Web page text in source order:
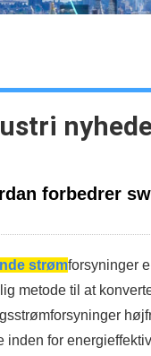
forbedrer
strømforsyninger
metode til at
inden for